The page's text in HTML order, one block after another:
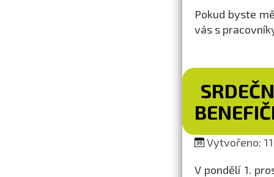
Pokud byste
vás s
Vytvořeno:
V pondělí 1.